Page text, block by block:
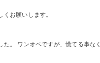
お願いします。
。 ワンオペですが、慌てる事な